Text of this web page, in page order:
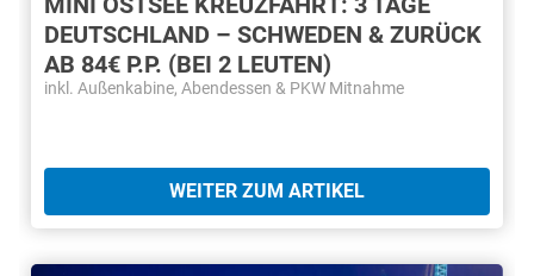
DEUTSCHLAND – SCHWEDEN & ZURÜCK
AB 84€ P.P. (BEI 2 LEUTEN)
inkl. Außenkabine, Abendessen & PKW Mitnahme
WEITER ZUM ARTIKEL